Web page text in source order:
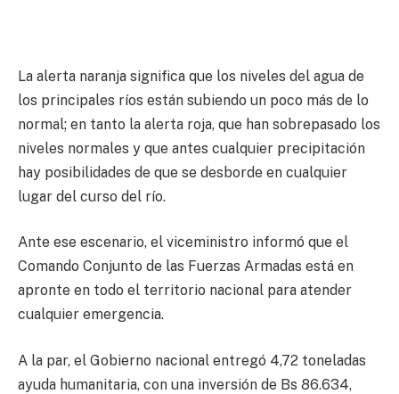
La alerta naranja significa que los niveles del agua de
los principales ríos están subiendo un poco más de lo
normal; en tanto la alerta roja, que han sobrepasado los
niveles normales y que antes cualquier precipitación
hay posibilidades de que se desborde en cualquier
lugar del curso del río.
Ante ese escenario, el viceministro informó que el
Comando Conjunto de las Fuerzas Armadas está en
apronte en todo el territorio nacional para atender
cualquier emergencia.
A la par, el Gobierno nacional entregó 4,72 toneladas
ayuda humanitaria, con una inversión de Bs 86.634,